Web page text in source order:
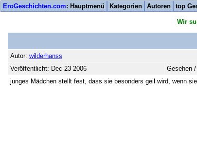
EroGeschichten.com: Hauptmenü Kategorien Autoren top
Wir
Autor: wilderhanss
Veröffentlicht: Dec 23 2006
Gesehen
junges Mädchen stellt fest, dass sie besonders geil wird, wenn